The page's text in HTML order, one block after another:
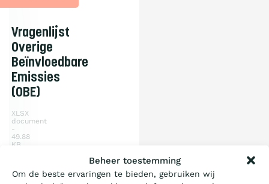
Beheer toestemming
Om de beste ervaringen te bieden, gebruiken wij
Vragenlijst
Overige
Beïnvloedbare
Emissies
(OBE)
XLSX
document
49.88
KB
Wat is de Ladder?